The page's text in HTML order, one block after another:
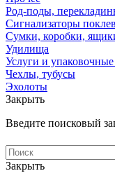
Род-поды,
Сигнализаторы
Сумки, коробки,
Удилища
Услуги и
Чехлы, тубусы
Эхолоты
Закрыть
Введите поисковый
Закрыть